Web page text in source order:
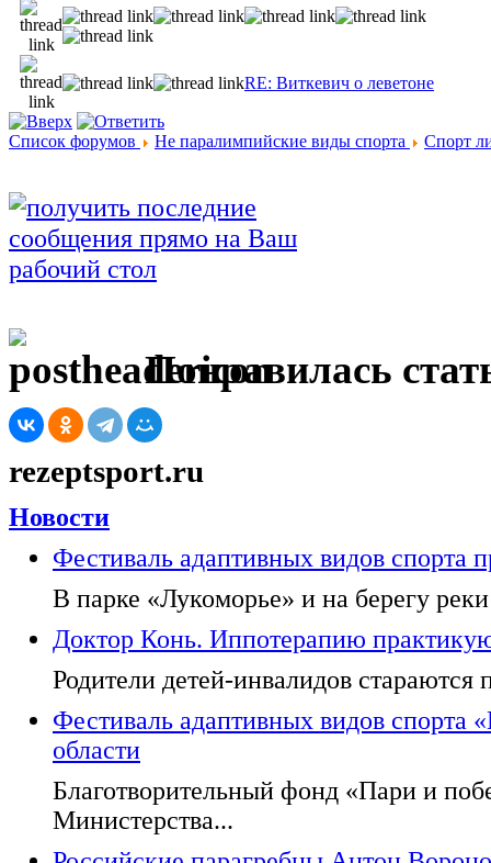
RE: Виткевич о леветоне
Список форумов Не паралимпийские виды спорта Спорт
Понравилась
rezeptsport.ru
Новости
Фестиваль адаптивных видов спорта
В парке «Лукоморье» и на берегу
Доктор Конь. Иппотерапию
Родители детей-инвалидов
Фестиваль адаптивных видов
области
Благотворительный фонд «Пари и
Министерства...